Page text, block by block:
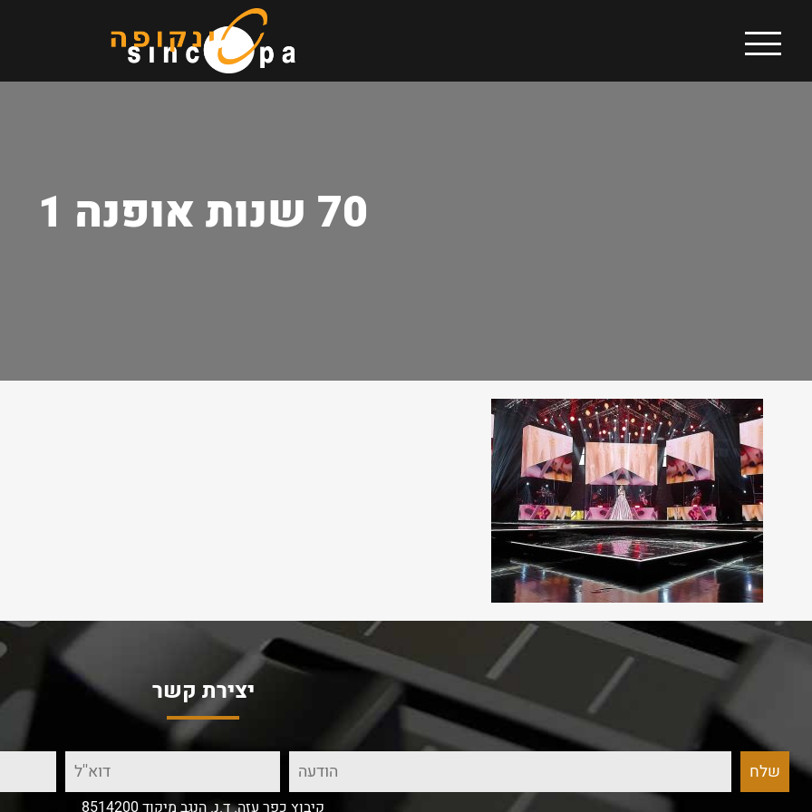
70 שנות אופנה 1
יצירת קשר
קיבוץ כפר עזה. ד.נ. הנגב מיקוד 8514200